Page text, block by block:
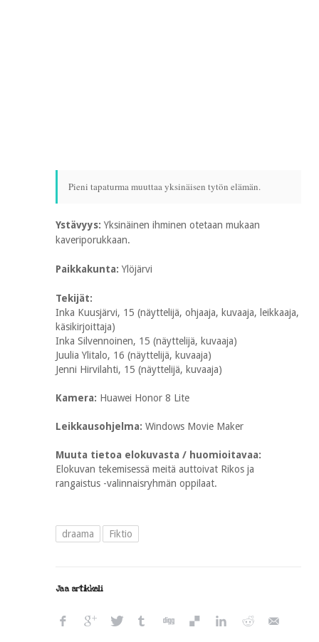
Pieni tapaturma muuttaa yksinäisen tytön elämän.
Ystävyys: Yksinäinen ihminen otetaan mukaan
kaveriporukkaan.
Paikkakunta: Ylöjärvi
Tekijät:
Inka Kuusjärvi, 15 (näyttelijä, ohjaaja, kuvaaja, leikkaaja,
käsikirjoittaja)
Inka Silvennoinen, 15 (näyttelijä, kuvaaja)
Juulia Ylitalo, 16 (näyttelijä, kuvaaja)
Jenni Hirvilahti, 15 (näyttelijä, kuvaaja)
Kamera: Huawei Honor 8 Lite
Leikkausohjelma: Windows Movie Maker
Muuta tietoa elokuvasta / huomioitavaa:
Elokuvan tekemisessä meitä auttoivat Rikos ja
rangaistus -valinnaisryhmän oppilaat.
draama Fiktio
Jaa artikkeli